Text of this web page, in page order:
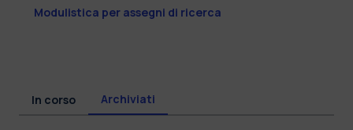
Modulistica per assegni di ricerca
In corso Archiviati